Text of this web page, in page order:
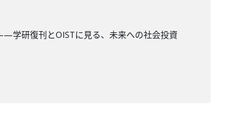
学研復刊とOISTに見る、未来への社会投資